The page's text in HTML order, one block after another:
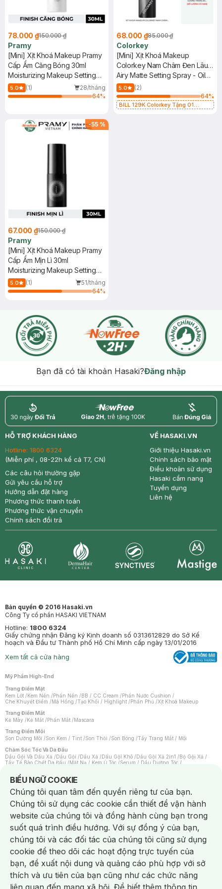
78.000 ₫150.000 ₫
Pramy
[Mini] Xịt Khoá Makeup Pramy
Cấp Ẩm Căng Bóng 30ml
Moisturizing Makeup Setting
Spray (Dewy Finish)
5.0 (1)
28/tháng
64%
68.000 ₫85.000 ₫
Colorkey
[Mini] Xịt Khoá Makeup
Colorkey Nam Châm Đen Lâu
Trôi, Bền Màu 30ml
Airy Matte Setting Spray - Oily
Skin Version
5.0
(2)
64%
BILL 129K Colorkey Tặng 01
-55 %
67.000 ₫150.000 ₫
Pramy
[Mini] Xịt Khoá Makeup Pramy
Cấp Ẩm Mịn Lì 30ml
Moisturizing Makeup Setting
Spray (Matte Finish)
5.0 (1)
51/tháng
64%
Bạn đã có tài khoản Hasaki?Đăng nhập
return nowfree price
HỖ TRỢ KHÁCH HÀNG
Hotline: 1800 6324
(Miễn phí , 08-22h kể cả T7, CN)
Các câu hỏi thường gặp
Gửi yêu cầu hỗ trợ
Hướng dẫn đặt hàng
Phương thức thanh toán
Phương thức vận chuyển
Chính sách đổi trả
VỀ HASAKI.VN
Giới thiệu Hasaki.vn
Chính sách bảo mật
Điều khoản sử dụng
Hasaki cẩm nang
Tuyển dụng
Liên hệ
Bản quyền © 2016 Hasaki.vn
Công Ty cổ phần HASAKI VIETNAM
Hotline: 1800 6324
Giấy chứng nhận Đăng ký Kinh doanh số 0313612829 do Sở Kế
hoạch và Đầu tư Thành phố Hồ Chí Minh cấp ngày 13/01/2016
Xem tất cả cửa hàng
Mỹ Phẩm High-End
Trang Điểm Mặt
Kem Lót /Kem Nền /Phấn Nền /BB / CC Cream /Phấn Nước Cushion /
Che Khuyết Điểm /Má Hồng /Tạo Khối / Highlight /Phấn Phủ /Xịt Khoá Makeup
Trang Điểm Mắt
Kẻ Mày /Kẻ Mắt /Phấn Mắt /Mascara
Trang Điểm Môi
Son Dưỡng Môi /Son Kem / Tint /Son Thỏi /Son Bóng /Tẩy Trang Mắt / Môi
Chăm Sóc Tóc Và Da Đầu
Dầu Gội Và Dầu Xả /Dầu Gội /Dầu Xả /Dầu Gội Khô /Dầu Gội Xả 2in1 /Bộ Gội Xả /
Tẩy Tế Bào Chết Da Đầu /Mặt Nạ / Kem Ủ Tóc /Serum / Dầu Dưỡng Tóc /
Máy Sấy Tóc
Lược
Kem Tẩy Lông/Dụng Cụ Tẩy Lông
Nước Hoa
Nước Hoa Nam Nước Hoa Cao Cấp Xịt Thơm Toàn Thân
Nước Hoa Vùng Kín
Chăm Sóc Cá Nhân
Chống Muỗi
Khẩu Trang Máy Massage Mặt Nạ Xông Hơi/Nước Rửa Tay
Sản Phẩm Chăm Sóc Khác/ Bàn Chải Đánh Răng /Bàn Chải Điện/
Hỗ Trợ Trắng Răng / Kem Đánh Răng Máy Tăm Nước Nước Súc Miệng
Tăm / Chỉ Nha Khoa /Xịt Thơm Miệng / Dung Dịch Vệ Sinh/Dưỡng Vùng Kín/
Khăn Ướt Vệ Sinh Vùng Kín
/Băng Vệ Sinh Tampon Bọt Cạo Râu Dao Cạo Râu/
Máy Cạo Râu
Vấn Đề Về Da
Da Dầu / Lỗ Chân Lông To
Da Khô / Mất Nước /Da Lão Hóa / Da Mụn/
BIỂU NGỮ COOKIE
Notice about cookies usage
Chúng tôi quan tâm đến quyền riêng tư của bạn.
Chúng tôi sử dụng các cookie cần thiết để vận hành
website của chúng tôi và đồng hành cùng bạn trong
suốt quá trình điều hướng. Với sự đồng ý của bạn,
chúng tôi và các đối tác của chúng tôi cũng sử dụng
cookie để theo dõi các hoạt động trực tuyến của
bạn, đề xuất nội dung và quảng cáo phù hợp với sở
thích và ưu tiên của bạn cũng như các chức năng
liên quan đến mạng xã hội. Để biết thêm thông tin,